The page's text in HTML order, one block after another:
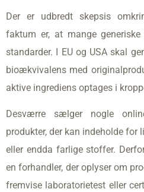
Der er udbredt skepsis
faktum er, at mange
standarder. I EU og USA skal
bioækvivalens med
aktive ingrediens optages i
Desværre sælger nogle
produkter, der kan indeholde
eller endda farlige stoffer.
en forhandler, der oplyser om
fremvise laboratorietest eller